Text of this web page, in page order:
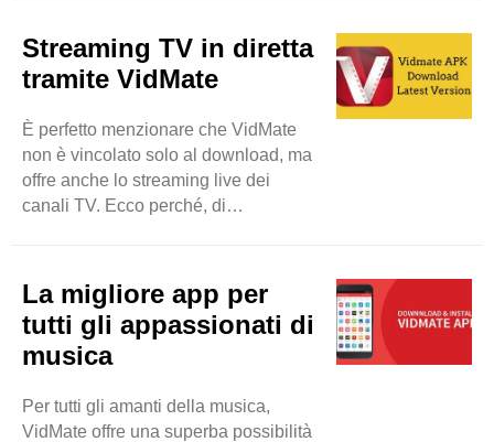
applicazioni che violano i dati
personali degli utenti, VidMate si
concentra sulla privacy degli utenti
Sentiti libero di scaricare file
multimediali dal tuo dispositivo senza
preoccuparti di violazioni della
privacy e malware. Questo strumento
Streaming TV in diretta
tramite VidMate
È perfetto menzionare che VidMate
non è vincolato solo al download, ma
offre anche lo streaming live dei
canali TV. Ecco perché, di
TV come Sony TV, Zee TV e altri.
Quindi, gli utenti hanno una buona
possibilità di godersi i loro programmi
TV desiderati in tempo reale. Sarà
per loro. Si può dire che VidMate può
essere utilizzato per scopi ..
La migliore app per
tutti gli appassionati di
musica
Per tutti gli amanti della musica,
VidMate offre una superba possibilità